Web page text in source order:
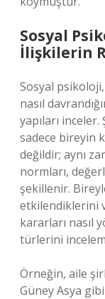
Sosyal
İlişkilerin
Sosyal
nasıl
yapıları
sadece bireyin
değildir; aynı
normları,
şekillenir.
etkilendiklerini
kararları nasıl
türlerini
Örneğin, aile
Güney Asya